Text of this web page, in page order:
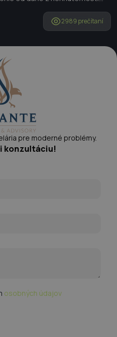
2989 prečítaní
pre moderné problémy.
konzultáciu!
osobných údajov